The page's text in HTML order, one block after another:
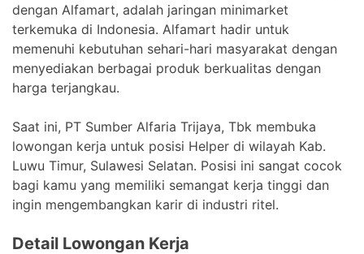
dengan Alfamart, adalah jaringan minimarket
terkemuka di Indonesia. Alfamart hadir untuk
memenuhi kebutuhan sehari-hari masyarakat dengan
menyediakan berbagai produk berkualitas dengan
harga terjangkau.
Saat ini, PT Sumber Alfaria Trijaya, Tbk membuka
lowongan kerja untuk posisi Helper di wilayah Kab.
Luwu Timur, Sulawesi Selatan. Posisi ini sangat cocok
bagi kamu yang memiliki semangat kerja tinggi dan
ingin mengembangkan karir di industri ritel.
Detail Lowongan Kerja